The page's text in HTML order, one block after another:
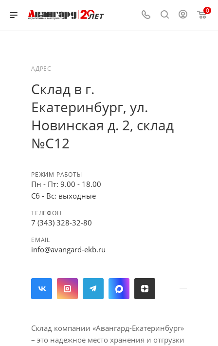
0
АДРЕС
Склад в г.
Екатеринбург, ул.
Новинская д. 2, склад
№С12
РЕЖИМ РАБОТЫ
Пн - Пт: 9.00 - 18.00
Сб - Вс: выходные
ТЕЛЕФОН
7 (343) 328-32-80
EMAIL
info@avangard-ekb.ru
Склад компании «Авангард-Екатеринбург»
– это надежное место хранения и отгрузки